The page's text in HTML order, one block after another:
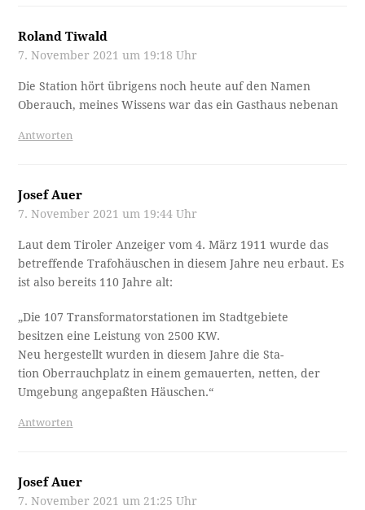
Roland Tiwald
7. November 2021 um 19:18 Uhr
Die Station hört übrigens noch heute auf den Namen
Oberauch, meines Wissens war das ein Gasthaus nebenan
Antworten
Josef Auer
7. November 2021 um 19:44 Uhr
Laut dem Tiroler Anzeiger vom 4. März 1911 wurde das
betreffende Trafohäuschen in diesem Jahre neu erbaut. Es
ist also bereits 110 Jahre alt:
„Die 107 Transformatorstationen im Stadtgebiete
besitzen eine Leistung von 2500 KW.
Neu hergestellt wurden in diesem Jahre die Sta­-
tion Oberrauchplatz in einem gemauerten, netten, der
Umgebung angepaßten Häuschen.“
Antworten
Josef Auer
7. November 2021 um 21:25 Uhr